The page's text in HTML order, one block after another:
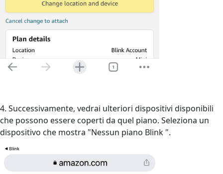
4. Successivamente, vedrai ulteriori dispositivi disponibili
che possono essere coperti da quel piano. Seleziona un
dispositivo che mostra "Nessun piano Blink ".